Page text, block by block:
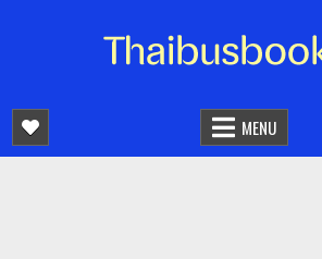
จองตั๋วรถออนไลน์ 24 ชั่วโมง
MENU